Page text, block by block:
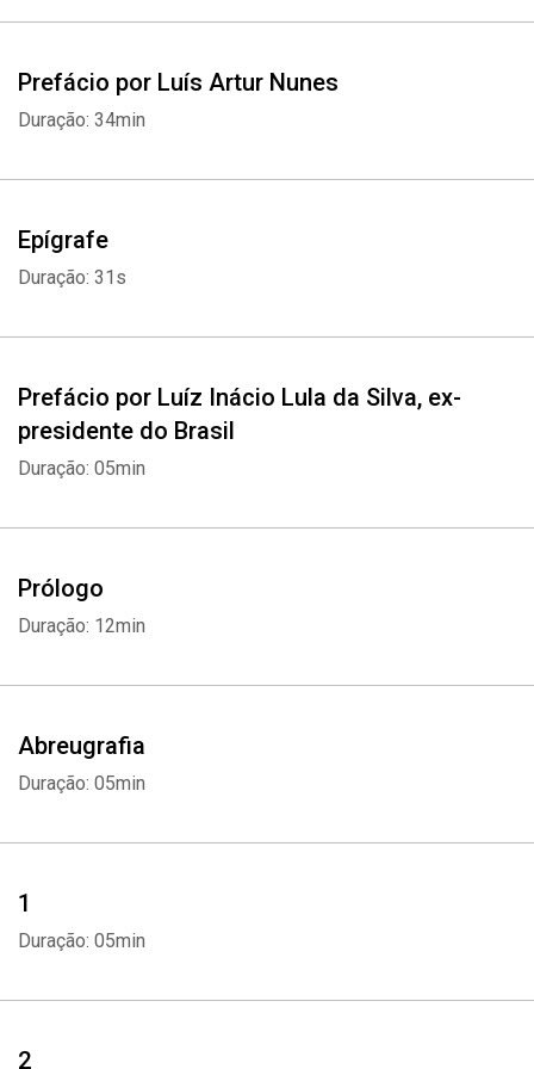
Em Abreugrafia Livro I | Antes da fama, um dos maiores atores
sinceridade, Zé de Abreu escreve sobre sua jornada de vida — e
O autor descreve também o período em que se autoexilou na
Europa e viveu como hippie no fim dos anos 1960, a volta ao Brasil
na década seguinte, a vida em família em Pelotas (RS) e a grande
Conheça a vida e a história do ator José de Abreu em suas
Prefácio por Luís Artur Nunes
Duração: 34min
Epígrafe
Duração: 31s
Prefácio por Luíz Inácio Lula da Silva, ex-
presidente do Brasil
Duração: 05min
Prólogo
Duração: 12min
Abreugrafia
Duração: 05min
1
Duração: 05min
2